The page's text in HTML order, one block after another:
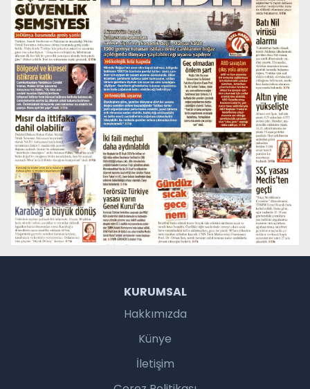
KURUMSAL
Hakkımızda
Künye
İletişim